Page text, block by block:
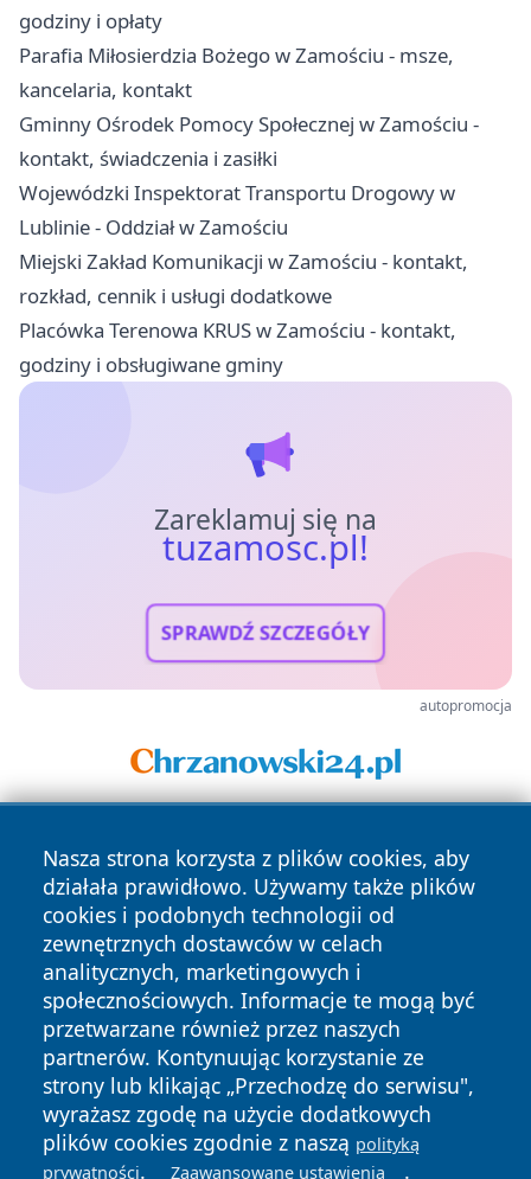
godziny i opłaty
Parafia Miłosierdzia Bożego w Zamościu - msze,
kancelaria, kontakt
Gminny Ośrodek Pomocy Społecznej w Zamościu -
kontakt, świadczenia i zasiłki
Wojewódzki Inspektorat Transportu Drogowy w
Lublinie - Oddział w Zamościu
Miejski Zakład Komunikacji w Zamościu - kontakt,
rozkład, cennik i usługi dodatkowe
Placówka Terenowa KRUS w Zamościu - kontakt,
godziny i obsługiwane gminy
Zareklamuj się na
tuzamosc.pl!
SPRAWDŹ SZCZEGÓŁY
autopromocja
Nasza strona korzysta z plików cookies, aby
działała prawidłowo. Używamy także plików
cookies i podobnych technologii od
zewnętrznych dostawców w celach
analitycznych, marketingowych i
społecznościowych. Informacje te mogą być
przetwarzane również przez naszych
partnerów. Kontynuując korzystanie ze
strony lub klikając „Przechodzę do serwisu",
wyrażasz zgodę na użycie dodatkowych
plików cookies zgodnie z naszą polityką
prywatności. Zaawansowane ustawienia .
Copyright © 2026 tuzamosc.pl Wszystkie prawa zastrzeżone.
News Autorzy
Polityka
Prywatności
Polityka
Cookies